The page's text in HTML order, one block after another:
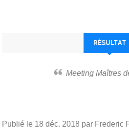
RÉSULTAT
Meeting Maîtres
Publié le 18 déc. 2018 par Frederic